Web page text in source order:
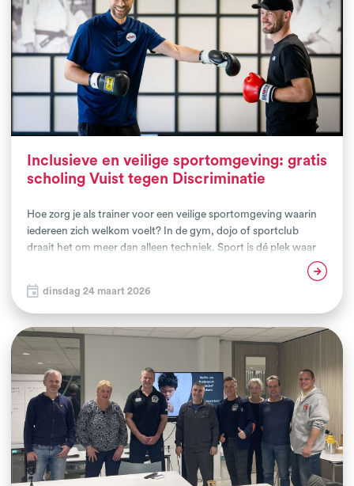
Inclusieve en veilige sportomgeving: gratis
scholing Vuist tegen Discriminatie
Hoe zorg je als trainer voor een veilige sportomgeving waarin
iedereen zich welkom voelt? In de gym, dojo of sportclub
draait het om meer dan alleen techniek. Sport is dé plek waar
scholing Vuist tegen Discriminatie leren trainers hoe zij actief
bijdragen aan een inclusieve sportclub en hoe zij discriminatie
in de sport kunnen herkennen en voorkomen.
dinsdag 24 maart 2026